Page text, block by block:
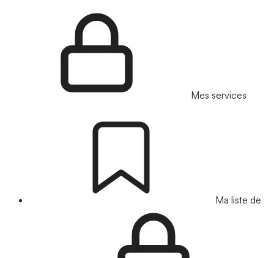
Mes services
Ma liste de